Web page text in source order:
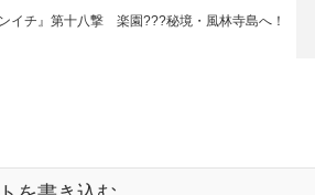
イチ』第十八撃 楽園???秘境・風林寺島へ！